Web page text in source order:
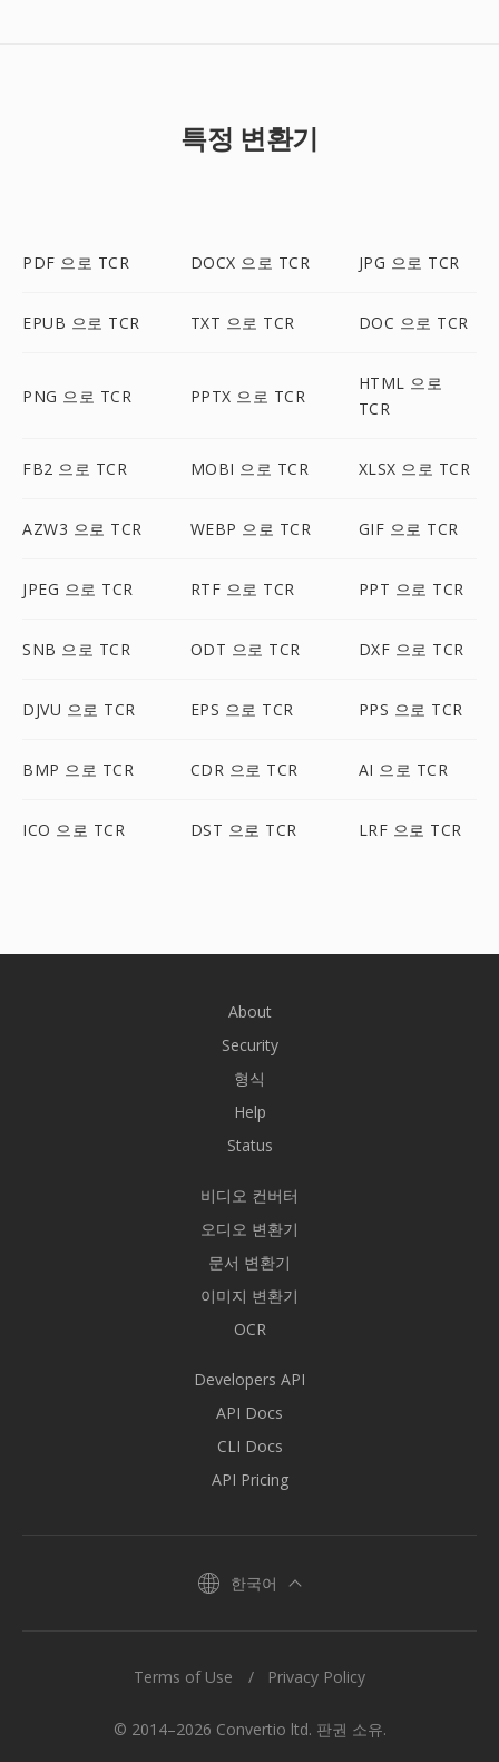
특정 변환기
PDF 으로 TCR DOCX 으로 TCR JPG 으로 TCR
EPUB 으로 TCR TXT 으로 TCR DOC 으로 TCR
PNG 으로 TCR PPTX 으로 TCR
HTML 으로
TCR
FB2 으로 TCR MOBI 으로 TCR XLSX 으로 TCR
AZW3 으로 TCR WEBP 으로 TCR GIF 으로 TCR
JPEG 으로 TCR RTF 으로 TCR PPT 으로 TCR
SNB 으로 TCR ODT 으로 TCR DXF 으로 TCR
DJVU 으로 TCR EPS 으로 TCR PPS 으로 TCR
BMP 으로 TCR CDR 으로 TCR AI 으로 TCR
ICO 으로 TCR DST 으로 TCR LRF 으로 TCR
About
Security
형식
Help
Status
비디오 컨버터
오디오 변환기
문서 변환기
이미지 변환기
OCR
Developers API
API Docs
CLI Docs
API Pricing
한국어
© 2014–2026 Convertio ltd. 판권 소유.
Terms of Use Privacy Policy